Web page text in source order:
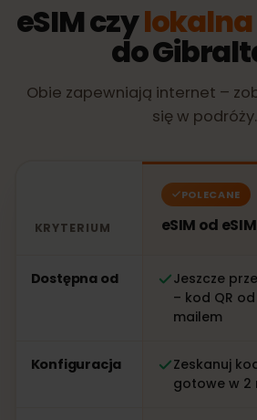
eSIM czylokalna
do
Obie zapewniają internet –
się w podróży.
KRYTERIUM
POLECANE
eSIM od
Dostępna od
Jeszcze
– kod QR
mailem
Konfiguracja
Zeskanuj
gotowe w 2